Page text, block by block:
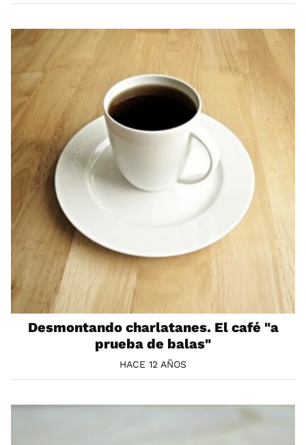
Desmontando charlatanes. El café "a
prueba de balas"
HACE 12 AÑOS